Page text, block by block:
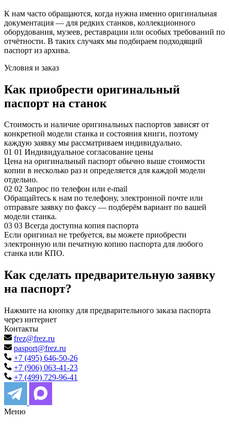
К нам часто обращаются, когда нужна именно оригинальная
документация — для редких станков, коллекционного
оборудования, музеев, реставрации или особых требований по
отчётности. В таких случаях мы подбираем подходящий
паспорт из архива.
Условия и заказ
Как приобрести оригинальный
паспорт на станок
Стоимость и наличие оригинальных паспортов зависят от
конкретной модели станка и состояния книги, поэтому
каждую заявку мы рассматриваем индивидуально.
01 01 Индивидуальное согласование цены
Цена на оригинальный паспорт обычно выше стоимости
копии в несколько раз и определяется для каждой модели
отдельно.
02 02 Запрос по телефон или e‑mail
Обращайтесь к нам по телефону, электронной почте или
отправьте заявку по факсу — подберём вариант по вашей
модели станка.
03 03 Всегда доступна копия паспорта
Если оригинал не требуется, вы можете приобрести
электронную или печатную копию паспорта для любого
станка или КПО.
Как сделать предварительную заявку
на паспорт?
Нажмите на кнопку для предварительного заказа паспорта
через интернет
Контакты
frez@frez.ru
pasport@frez.ru
+7 (495) 646-50-26
+7 (906) 063-41-23
+7 (499) 729-96-41
Меню